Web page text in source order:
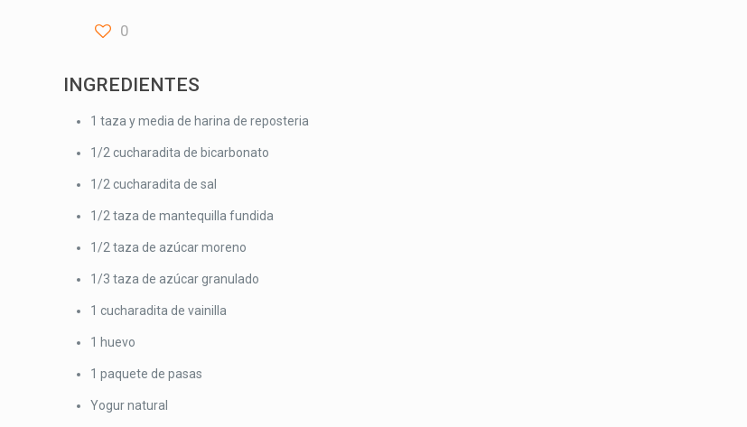
0
INGREDIENTES
1 taza y media de harina de reposteria
1/2 cucharadita de bicarbonato
1/2 cucharadita de sal
1/2 taza de mantequilla fundida
1/2 taza de azúcar moreno
1/3 taza de azúcar granulado
1 cucharadita de vainilla
1 huevo
1 paquete de pasas
Yogur natural